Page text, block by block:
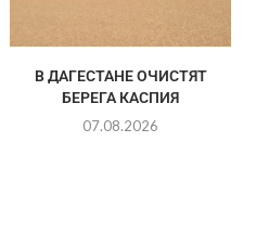
В ДАГЕСТАНЕ ОЧИСТЯТ
БЕРЕГА КАСПИЯ
07.08.2026